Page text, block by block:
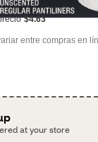
$4.63
entre compras en
at your store